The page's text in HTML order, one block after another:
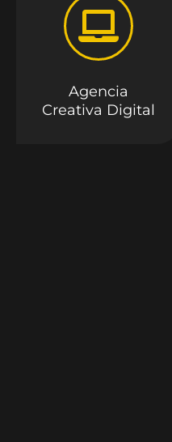
Agencia
Creativa Digital